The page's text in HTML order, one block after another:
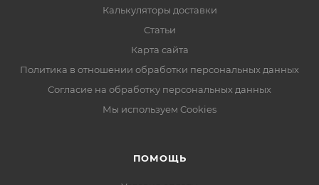
Калькуляторы доставки
Статьи
Карта сайта
Политика в отношении обработки персональных данных
Согласие на обработку персональных данных
Мы используем Cookies
ПОМОЩЬ